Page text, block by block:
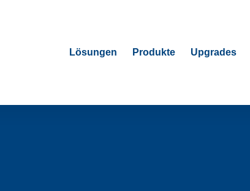
Lösungen Produkte Upgrades